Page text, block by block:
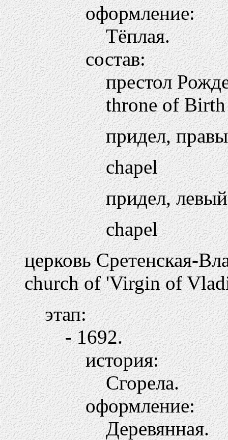
оформление:
Тёплая.
состав:
престол
throne of
придел,
chapel
придел, левый
chapel
церковь Сретенская-
church of 'Virgin of
этап:
- 1692.
история:
Сгорела.
оформление:
Деревянная.